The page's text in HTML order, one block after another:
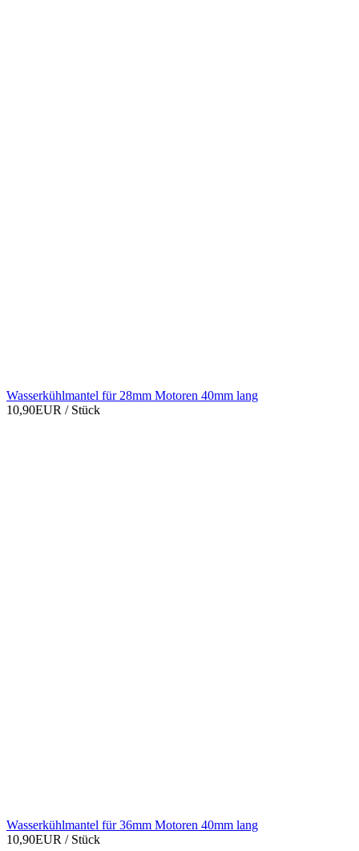
Wasserkühlmantel für 28mm Motoren 40mm lang
10,90EUR / Stück
Wasserkühlmantel für 36mm Motoren 40mm lang
10,90EUR / Stück